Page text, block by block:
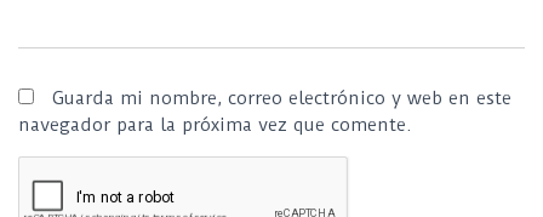
Guarda mi nombre, correo electrónico y web en este
navegador para la próxima vez que comente.